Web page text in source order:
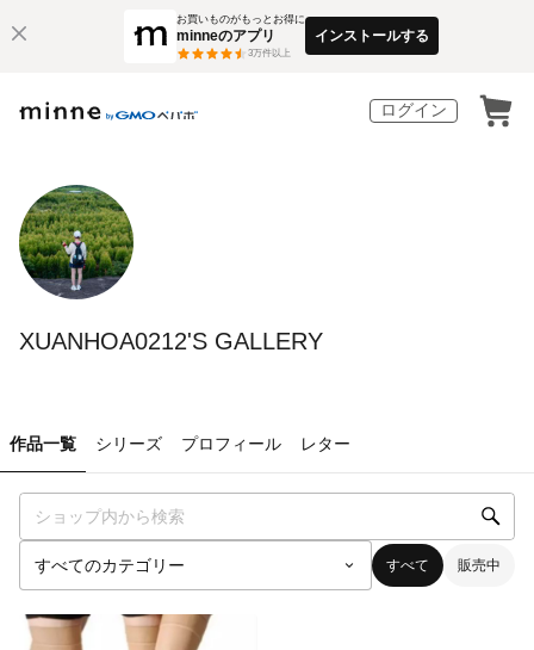
お買いものがもっとお得に
minneのアプリ
3万件以上
インストールする
ログイン
XUANHOA0212'S GALLERY
作品一覧 シリーズ プロフィール レター
すべて 販売中